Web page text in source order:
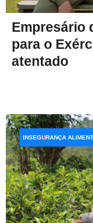
Empresário
para o
atentado
INSEGURANÇA